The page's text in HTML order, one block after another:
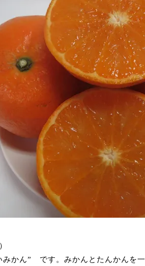
かん” です。みかんとたんかんを